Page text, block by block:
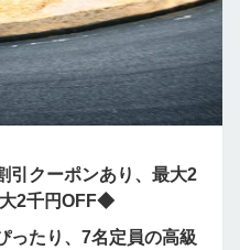
引クーポンあり、最大2
2千円OFF◆
たり、7名定員の高級